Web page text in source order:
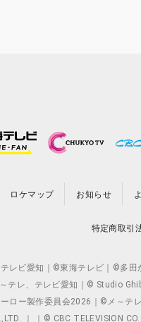
ロケマップ お知らせ
特定商取引
レビ愛知｜©東海テレビ｜©多
テレ、テレビ愛知｜© Studio
ー製作委員会2026｜©メ～テ
｜ ｜© CBC TELEVISION